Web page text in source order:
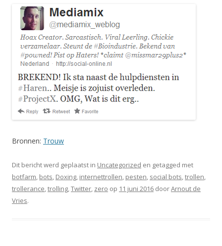
Bronnen: Trouw
Dit bericht werd geplaatst in Uncategorized en getagged met
botfarm, bots, Doxing, internettrollen, pesten, social bots,trollen,
trollerance,trolling,Twitter, zero op 11 juni 2016 doorArnout de
Vries.